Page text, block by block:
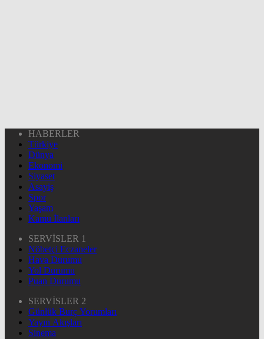
HABERLER
Türkiye
Dünya
Ekonomi
Siyaset
Asayiş
Spor
Yaşam
Kamu İlanları
SERVİSLER 1
Nöbetçi Eczaneler
Hava Durumu
Yol Durumu
Puan Durumu
SERVİSLER 2
Günlük Burç Yorumları
Yayın Akışları
Sinema